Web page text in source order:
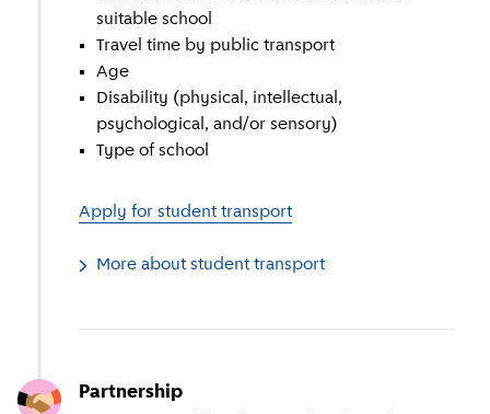
suitable school
Travel time by public transport
Age
Disability (physical, intellectual,
psychological, and/or sensory)
Type of school
Apply for student transport
More about student transport
Partnership